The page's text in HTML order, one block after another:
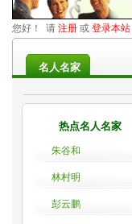
您好！ 请 注册 或 登录本站
名人名家
热点名人名家
朱谷和
林村明
彭云鹏